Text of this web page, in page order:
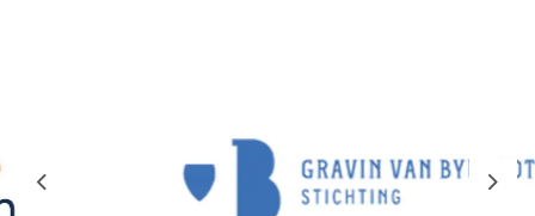
Previous Next